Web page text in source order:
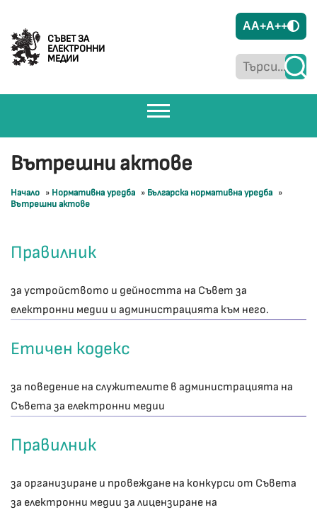
СЪВЕТ ЗА
ЕЛЕКТРОННИ
МЕДИИ
AA+A++
Вътрешни актове
Начало » Нормативна уредба » Българска нормативна уредба »
Вътрешни актове
Правилник
за устройството и дейността на Съвет за
електронни медии и администрацията към него.
Етичен кодекс
за поведение на служителите в администрацията на
Съвета за електронни медии
Правилник
за организиране и провеждане на конкурси от Съвета
за електронни медии за лицензиране на